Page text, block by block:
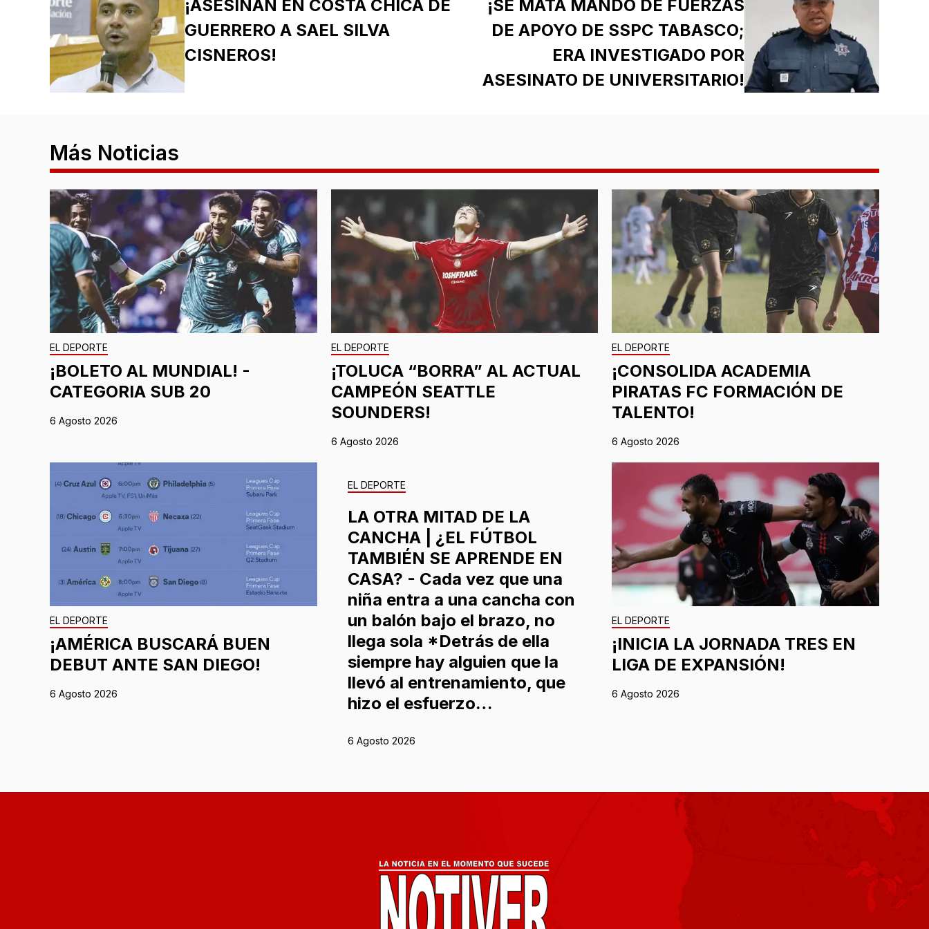
¡ASESINAN EN COSTA CHICA DE
GUERRERO A SAEL SILVA
CISNEROS!
¡SE MATA MANDO DE FUERZAS
DE APOYO DE SSPC TABASCO;
ERA INVESTIGADO POR
ASESINATO DE UNIVERSITARIO!
Más Noticias
EL DEPORTE
¡BOLETO AL MUNDIAL! -
CATEGORIA SUB 20
6 Agosto 2026
EL DEPORTE
¡TOLUCA “BORRA” AL ACTUAL
CAMPEÓN SEATTLE
SOUNDERS!
6 Agosto 2026
EL DEPORTE
¡CONSOLIDA ACADEMIA
PIRATAS FC FORMACIÓN DE
TALENTO!
6 Agosto 2026
EL DEPORTE
¡AMÉRICA BUSCARÁ BUEN
DEBUT ANTE SAN DIEGO!
6 Agosto 2026
EL DEPORTE
LA OTRA MITAD DE LA
CANCHA | ¿EL FÚTBOL
TAMBIÉN SE APRENDE EN
CASA? - Cada vez que una
niña entra a una cancha con
un balón bajo el brazo, no
llega sola *Detrás de ella
siempre hay alguien que la
llevó al entrenamiento, que
hizo el esfuerzo…
6 Agosto 2026
EL DEPORTE
¡INICIA LA JORNADA TRES EN
LIGA DE EXPANSIÓN!
6 Agosto 2026